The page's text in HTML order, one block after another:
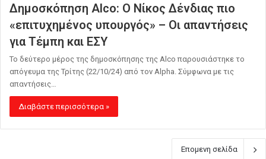
Δημοσκόπηση Alco: Ο Νίκος Δένδιας πιο
«επιτυχημένος υπουργός» – Οι απαντήσεις
για Τέμπη και ΕΣΥ
Το δεύτερο μέρος της δημοσκόπησης της Alco παρουσιάστηκε το
απόγευμα της Τρίτης (22/10/24) από τον Alpha. Σύμφωνα με τις
απαντήσεις…
Διαβάστε περισσότερα »
Επομενη σελίδα